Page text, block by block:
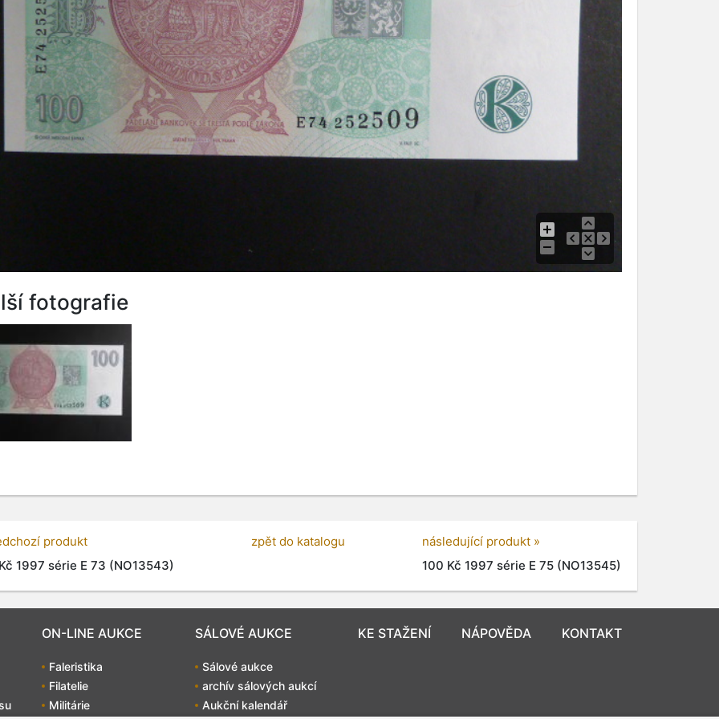
fotografie
produkt
1997 série E 73 (NO13543)
zpět do katalogu
následující produkt »
100 Kč 1997 série E 75 (NO13545)
ON-LINE AUKCE
Faleristika
Filatelie
Militárie
SÁLOVÉ AUKCE
Sálové aukce
archív sálových aukcí
Aukční kalendář
KE STAŽENÍ NÁPOVĚDA KONTAKT